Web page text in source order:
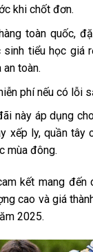
khi chốt đơn.
toàn quốc,
sinh tiểu học giá
toàn.
phí nếu có lỗi
này áp dụng
xếp ly, quần tây
mùa đông.
kết mang đến
cao và giá
2025.